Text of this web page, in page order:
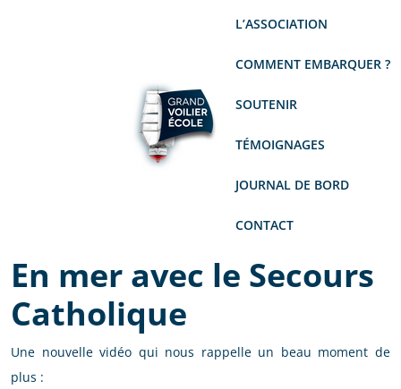
L’ASSOCIATION
COMMENT EMBARQUER ?
SOUTENIR
TÉMOIGNAGES
JOURNAL DE BORD
CONTACT
En mer avec le Secours
Catholique
Une nouvelle vidéo qui nous rappelle un beau moment de
plus :